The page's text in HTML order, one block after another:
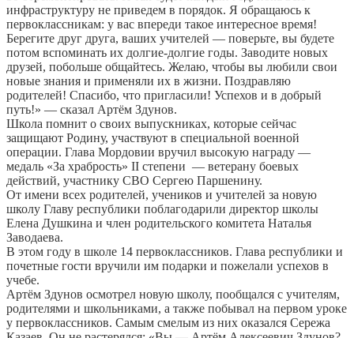
инфраструктуру не приведем в порядок. Я обращаюсь к
первоклассникам: у вас впереди такое интересное время!
Берегите друг друга, ваших учителей — поверьте, вы будете
потом вспоминать их долгие-долгие годы. Заводите новых
друзей, побольше общайтесь. Желаю, чтобы вы любили свои
новые знания и применяли их в жизни. Поздравляю
родителей! Спасибо, что пригласили! Успехов и в добрый
путь!» — сказал Артём Здунов.
Школа помнит о своих выпускниках, которые сейчас
защищают Родину, участвуют в специальной военной
операции. Глава Мордовии вручил высокую награду —
медаль «За храбрость» II степени — ветерану боевых
действий, участнику СВО Сергею Паршенину.
От имени всех родителей, учеников и учителей за новую
школу Главу республики поблагодарили директор школы
Елена Душкина и член родительского комитета Наталья
Заводаева.
В этом году в школе 14 первоклассников. Глава республики и
почетные гости вручили им подарки и пожелали успехов в
учебе.
Артём Здунов осмотрел новую школу, пообщался с учителям,
родителями и школьниками, а также побывал на первом уроке
у первоклассников. Самым смелым из них оказался Сережа